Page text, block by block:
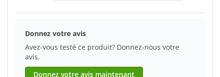
Donnez votre avis
Avez-vous testé ce produit? Donnez-nous votre
avis.
Donnez votre avis maintenant